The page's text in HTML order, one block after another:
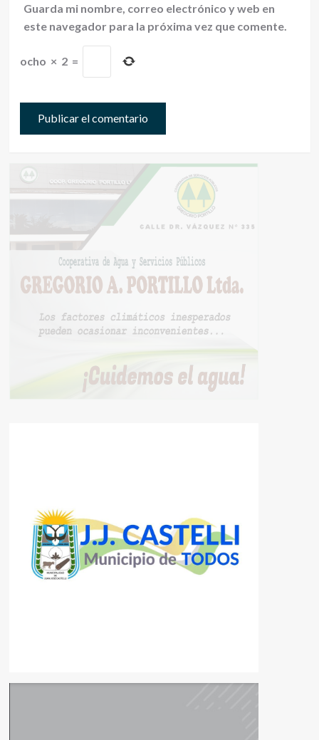
Guarda mi nombre, correo electrónico y web en
este navegador para la próxima vez que comente.
ocho × 2 =